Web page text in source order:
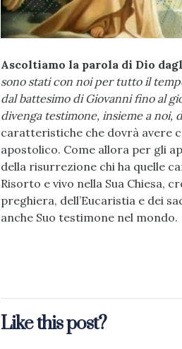
Ascoltiamo la parola di Dio
sono stati con noi per tutto il
dal battesimo di Giovanni fino al
divenga testimone, insieme a noi,
caratteristiche che dovrà avere
apostolico. Come allora per gli
della risurrezione chi ha quelle
Risorto e vivo nella Sua Chiesa,
preghiera, dell’Eucaristia e dei
anche Suo testimone nel mondo.
Like this post?